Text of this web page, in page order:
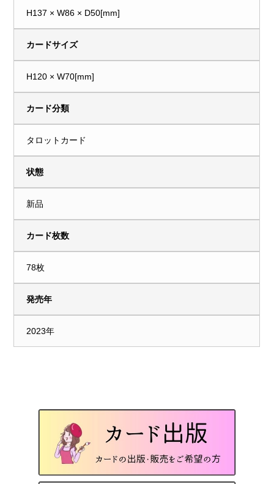
H137 × W86 × D50[mm]
カードサイズ
H120 × W70[mm]
カード分類
タロットカード
状態
新品
カード枚数
78枚
発売年
2023年